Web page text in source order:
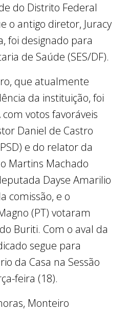
do Distrito Federal
o antigo diretor, Juracy
foi designado para
de Saúde (SES/DF).
que atualmente
da instituição, foi
votos favoráveis
Daniel de Castro
e do relator da
Martins Machado
Dayse Amarilio
comissão, e o
(PT) votaram
Buriti. Com o aval da
segue para
da Casa na Sessão
feira (18).
Monteiro